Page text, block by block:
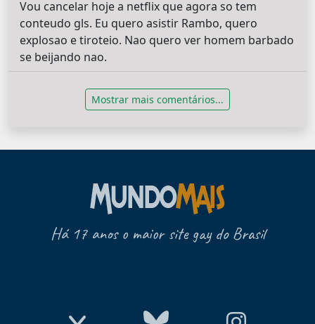
Vou cancelar hoje a netflix que agora so tem
conteudo gls. Eu quero asistir Rambo, quero
explosao e tiroteio. Nao quero ver homem barbado
se beijando nao.
Mostrar mais comentários...
Há 17 anos o maior site gay do Brasil